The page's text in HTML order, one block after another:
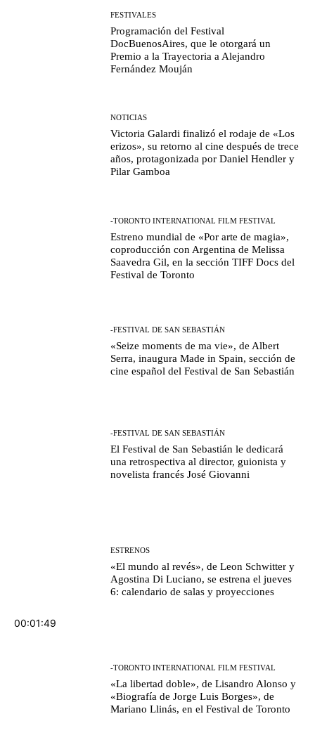
FESTIVALES
Programación del Festival
DocBuenosAires, que le otorgará un
Premio a la Trayectoria a Alejandro
Fernández Mouján
NOTICIAS
Victoria Galardi finalizó el rodaje de «Los
erizos», su retorno al cine después de trece
años, protagonizada por Daniel Hendler y
Pilar Gamboa
-TORONTO INTERNATIONAL FILM FESTIVAL
Estreno mundial de «Por arte de magia»,
coproducción con Argentina de Melissa
Saavedra Gil, en la sección TIFF Docs del
Festival de Toronto
-FESTIVAL DE SAN SEBASTIÁN
«Seize moments de ma vie», de Albert
Serra, inaugura Made in Spain, sección de
cine español del Festival de San Sebastián
-FESTIVAL DE SAN SEBASTIÁN
El Festival de San Sebastián le dedicará
una retrospectiva al director, guionista y
novelista francés José Giovanni
00:01:49
ESTRENOS
«El mundo al revés», de Leon Schwitter y
Agostina Di Luciano, se estrena el jueves
6: calendario de salas y proyecciones
-TORONTO INTERNATIONAL FILM FESTIVAL
«La libertad doble», de Lisandro Alonso y
«Biografía de Jorge Luis Borges», de
Mariano Llinás, en el Festival de Toronto